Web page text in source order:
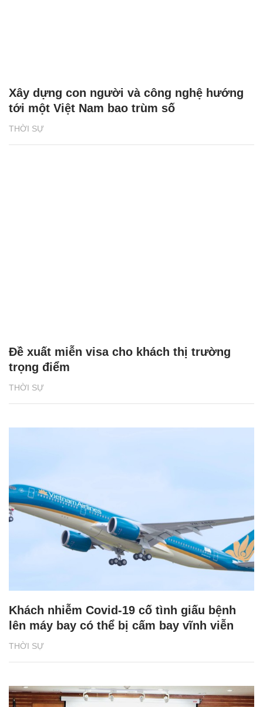
THỜI SỰ
Xây dựng con người và công nghệ hướng
tới một Việt Nam bao trùm số
THỜI SỰ
Đề xuất miễn visa cho khách thị trường
trọng điểm
THỜI SỰ
Khách nhiễm Covid-19 cố tình giấu bệnh
lên máy bay có thể bị cấm bay vĩnh viễn